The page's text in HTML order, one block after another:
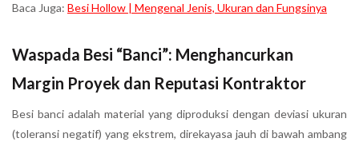
Baca Juga: Besi Hollow | Mengenal Jenis, Ukuran dan Fungsinya
Waspada Besi “Banci”: Menghancurkan
Margin Proyek dan Reputasi Kontraktor
Besi banci adalah material yang diproduksi dengan deviasi ukuran
(toleransi negatif) yang ekstrem, direkayasa jauh di bawah ambang